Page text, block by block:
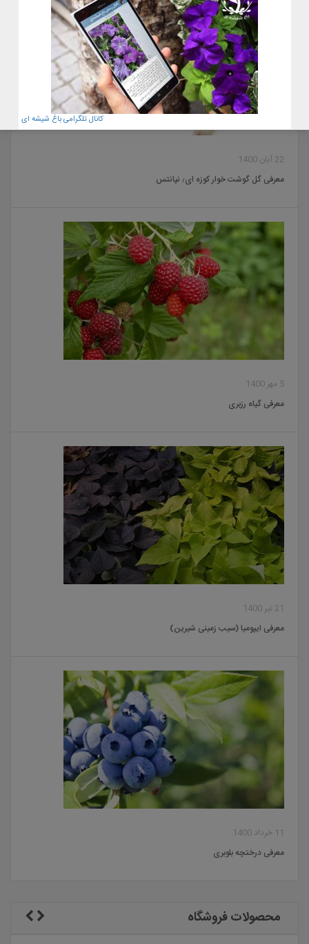
22 آبان 1400
معرفی گل گوشت خوار کوزه ای٫ نپانتس
5 مهر 1400
معرفی گیاه رزبری
21 تیر 1400
معرفی ایپومیا (سیب زمینی شیرین)
11 خرداد 1400
معرفی درختچه بلوبری
محصولات فروشگاه
کانال تلگرامی باغ شیشه ای